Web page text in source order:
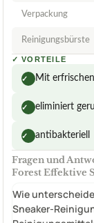
Verpackung
Reinigungsbürste
✓ VORTEILE
✓ Mit
✓ eliminiert
✓ antibakteriell
Fragen und
Forest Effektive
Wie
Sneaker-